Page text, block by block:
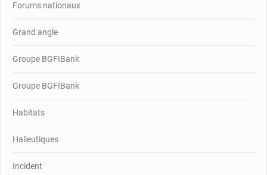
Forums nationaux
Grand angle
Groupe BGFIBank
Groupe BGFIBank
Habitats
Halieutiques
Incident